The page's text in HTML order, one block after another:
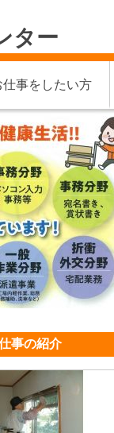
ター
仕事をしたい方
事の紹介